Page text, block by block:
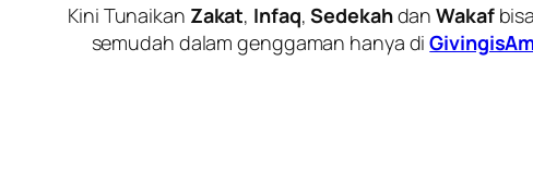
Kini Tunaikan Zakat, Infaq,SedekahdanWakaf
semudah dalam genggaman hanya di